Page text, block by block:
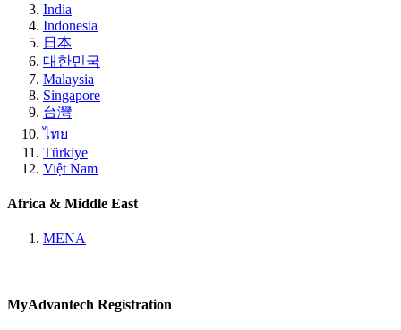
India
Indonesia
日本
대한민국
Malaysia
Singapore
台灣
ไทย
Türkiye
Việt Nam
Africa & Middle East
MENA
MyAdvantech Registration